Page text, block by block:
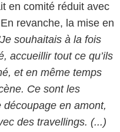
en comité réduit avec
revanche, la mise en
souhaitais à la fois
accueillir tout ce qu’ils
et en même temps
Ce sont les
en amont,
des travellings. (...)